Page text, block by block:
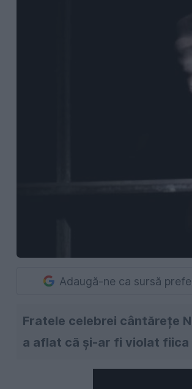
Adaugă-ne ca sursă
Fratele celebrei cântărețe
a aflat că și-ar fi violat fiica